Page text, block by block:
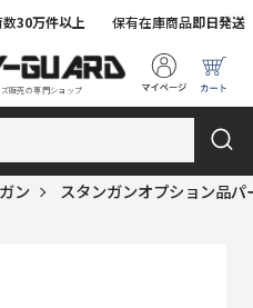
販売の専門ショップ
数30万件以上 保有在庫商品即日発送
ン スタンガンオプション品パ